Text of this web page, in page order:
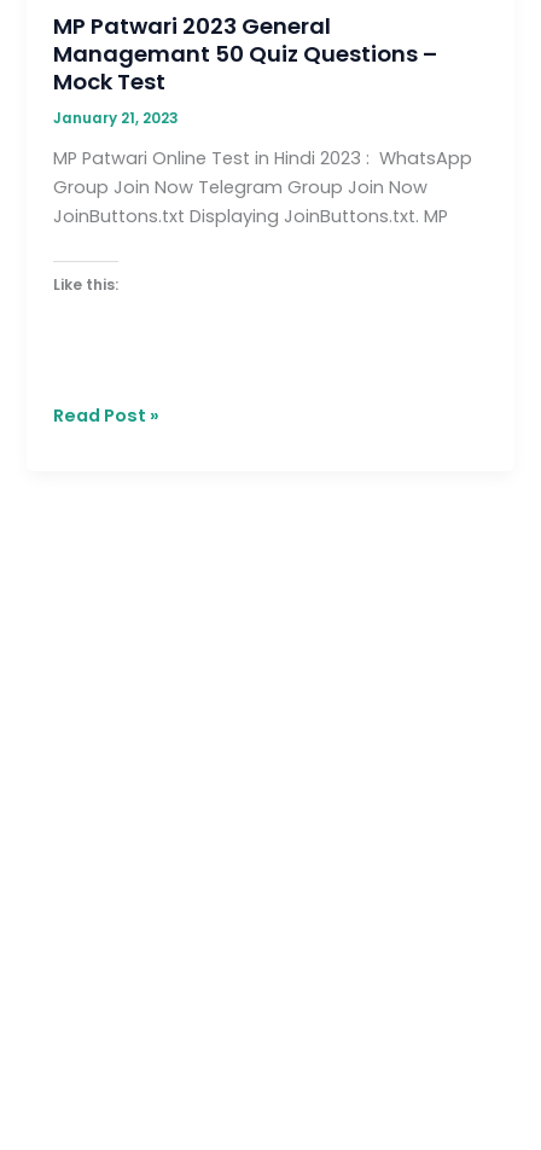
MP Patwari 2023 General
Managemant 50 Quiz Questions –
Mock Test
January 21, 2023
MP Patwari Online Test in Hindi 2023 : WhatsApp
Group Join Now Telegram Group Join Now
JoinButtons.txt Displaying JoinButtons.txt. MP
Like this:
Test
Read Post »